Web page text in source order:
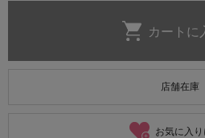
店舗在庫
お気に入